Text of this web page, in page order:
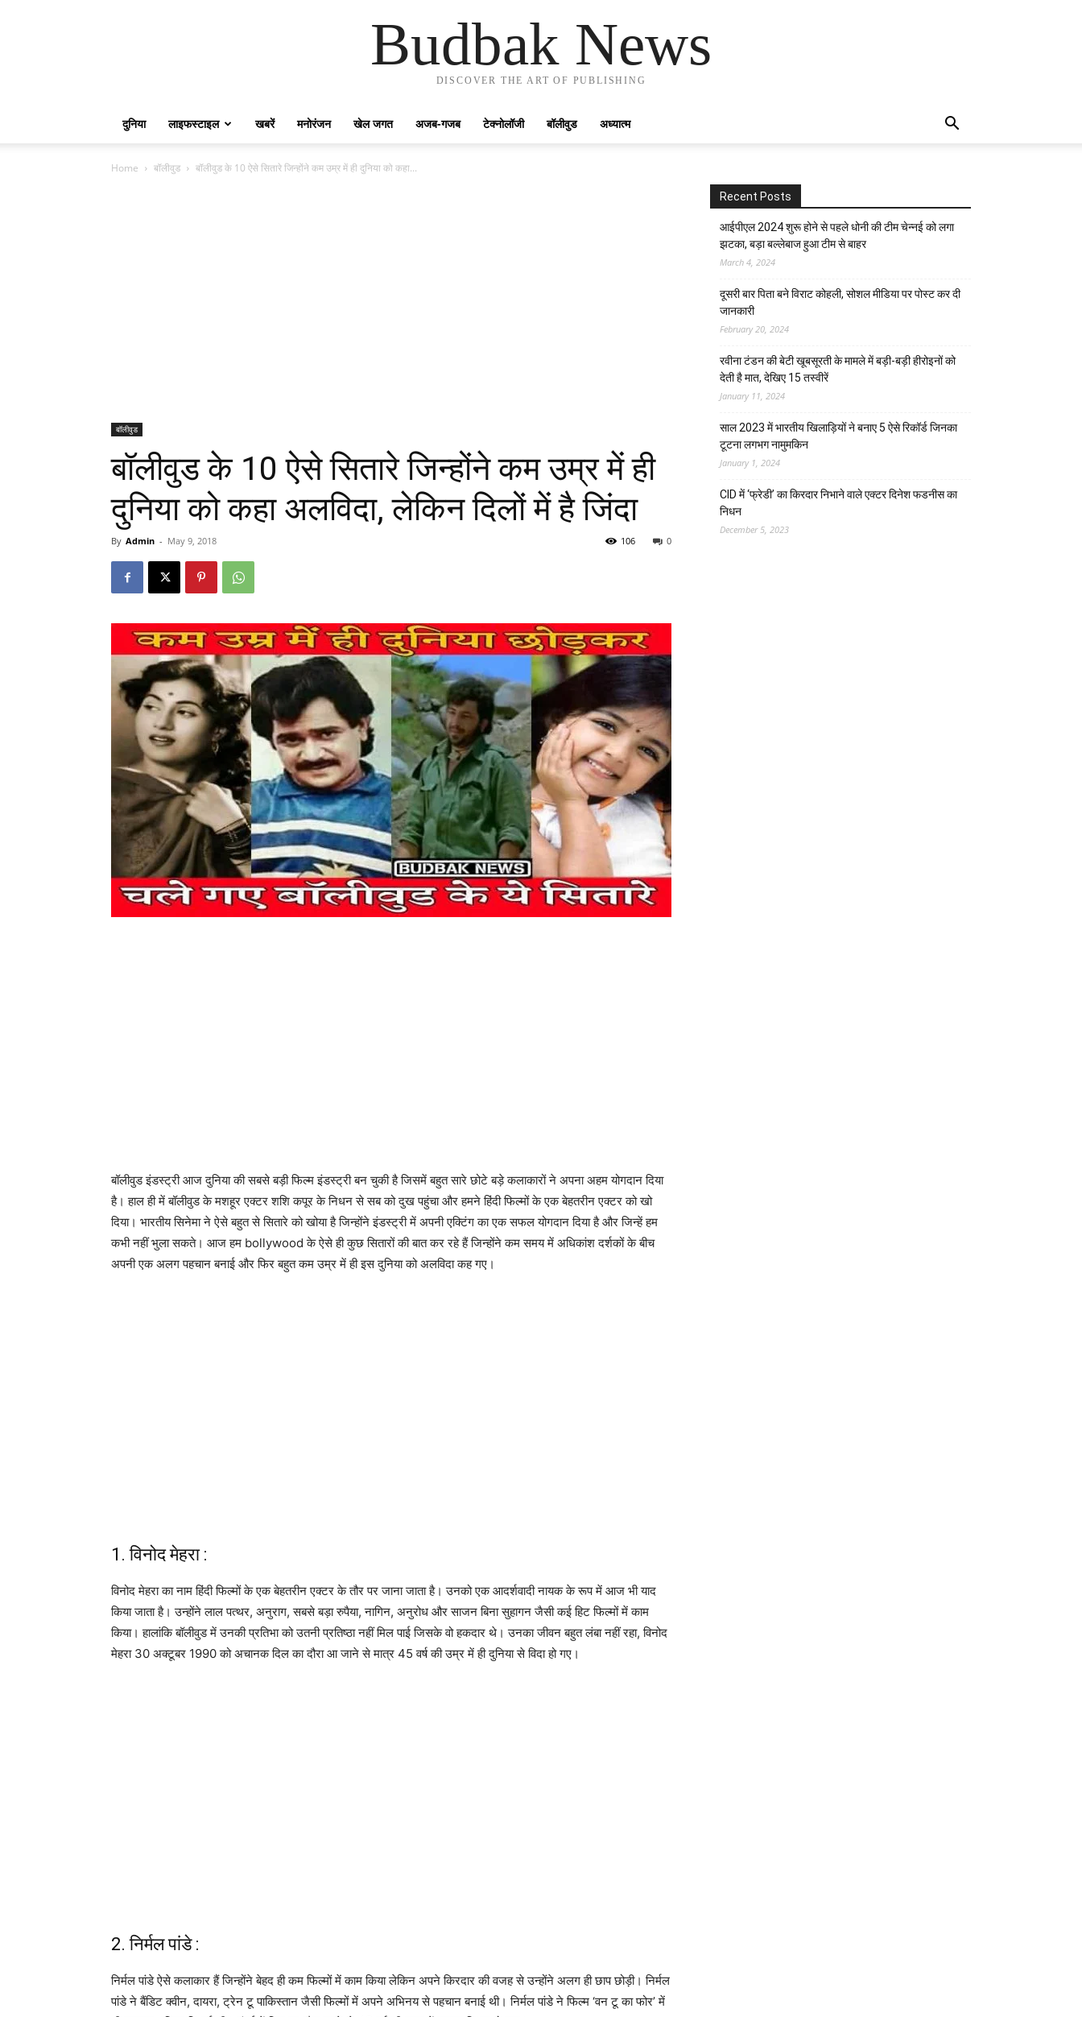
Budbak News
DISCOVER THE ART OF PUBLISHING
दुनिया लाइफस्टाइल खबरें मनोरंजन खेल जगत अजब-गजब टेक्नोलॉजी बॉलीवुड अध्यात्म
Home बॉलीवुड बॉलीवुड के 10 ऐसे सितारे जिन्होंने कम उम्र में ही दुनिया को कहा...
बॉलीवुड
बॉलीवुड के 10 ऐसे सितारे जिन्होंने कम उम्र में ही
दुनिया को कहा अलविदा, लेकिन दिलों में है जिंदा
By Admin - May 9, 2018 0
106
बॉलीवुड इंडस्ट्री आज दुनिया की सबसे बड़ी फिल्म इंडस्ट्री बन चुकी है जिसमें बहुत सारे छोटे बड़े कलाकारों ने अपना अहम योगदान दिया
है। हाल ही में बॉलीवुड के मशहूर एक्टर शशि कपूर के निधन से सब को दुख पहुंचा और हमने हिंदी फिल्मों के एक बेहतरीन एक्टर को खो
दिया। भारतीय सिनेमा ने ऐसे बहुत से सितारे को खोया है जिन्होंने इंडस्ट्री में अपनी एक्टिंग का एक सफल योगदान दिया है और जिन्हें हम
कभी नहीं भुला सकते। आज हम bollywood के ऐसे ही कुछ सितारों की बात कर रहे हैं जिन्होंने कम समय में अधिकांश दर्शकों के बीच
अपनी एक अलग पहचान बनाई और फिर बहुत कम उम्र में ही इस दुनिया को अलविदा कह गए।
1. विनोद मेहरा :
विनोद मेहरा का नाम हिंदी फिल्मों के एक बेहतरीन एक्टर के तौर पर जाना जाता है। उनको एक आदर्शवादी नायक के रूप में आज भी याद
किया जाता है। उन्होंने लाल पत्थर, अनुराग, सबसे बड़ा रुपैया, नागिन, अनुरोध और साजन बिना सुहागन जैसी कई हिट फिल्मों में काम
किया। हालांकि बॉलीवुड में उनकी प्रतिभा को उतनी प्रतिष्ठा नहीं मिल पाई जिसके वो हकदार थे। उनका जीवन बहुत लंबा नहीं रहा, विनोद
मेहरा 30 अक्टूबर 1990 को अचानक दिल का दौरा आ जाने से मात्र 45 वर्ष की उम्र में ही दुनिया से विदा हो गए।
2. निर्मल पांडे :
निर्मल पांडे ऐसे कलाकार हैं जिन्होंने बेहद ही कम फिल्मों में काम किया लेकिन अपने किरदार की वजह से उन्होंने अलग ही छाप छोड़ी। निर्मल
पांडे ने बैंडिट क्वीन, दायरा, ट्रेन टू पाकिस्तान जैसी फिल्मों में अपने अभिनय से पहचान बनाई थी। निर्मल पांडे ने फिल्म ‘वन टू का फोर’ में
Recent Posts
आईपीएल 2024 शुरू होने से पहले धोनी की टीम चेन्नई को लगा
झटका, बड़ा बल्लेबाज हुआ टीम से बाहर
March 4, 2024
दूसरी बार‌ पिता बने विराट कोहली, सोशल मीडिया पर पोस्ट कर दी‌
जानकारी
February 20, 2024
रवीना टंडन की बेटी खूबसूरती के मामले में बड़ी-बड़ी हीरोइनों को
देती है मात, देखिए 15 तस्वीरें
January 11, 2024
साल 2023 में भारतीय खिलाड़ियों ने बनाए 5 ऐसे रिकॉर्ड जिनका
टूटना लगभग नामुमकिन
January 1, 2024
CID में ‘फ्रेडी’ का किरदार निभाने वाले एक्टर दिनेश फडनीस का
निधन
December 5, 2023